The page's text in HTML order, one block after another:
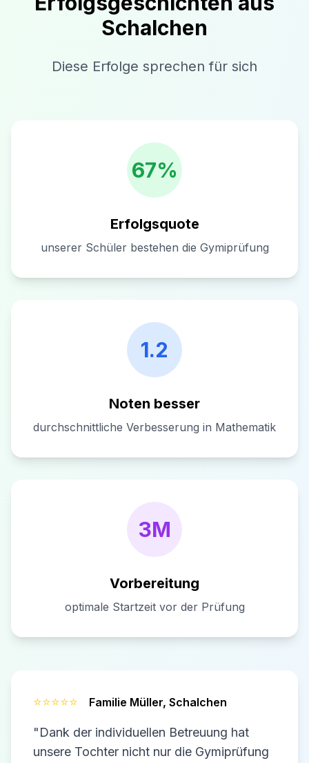
Schalchen
Diese Erfolge sprechen für sich
67%
Erfolgsquote
unserer Schüler bestehen die Gymiprüfung
1.2
Noten besser
durchschnittliche Verbesserung in Mathematik
3M
Vorbereitung
optimale Startzeit vor der Prüfung
⭐⭐⭐⭐⭐ Familie Müller, Schalchen
"Dank der individuellen Betreuung hat
unsere Tochter nicht nur die Gymiprüfung